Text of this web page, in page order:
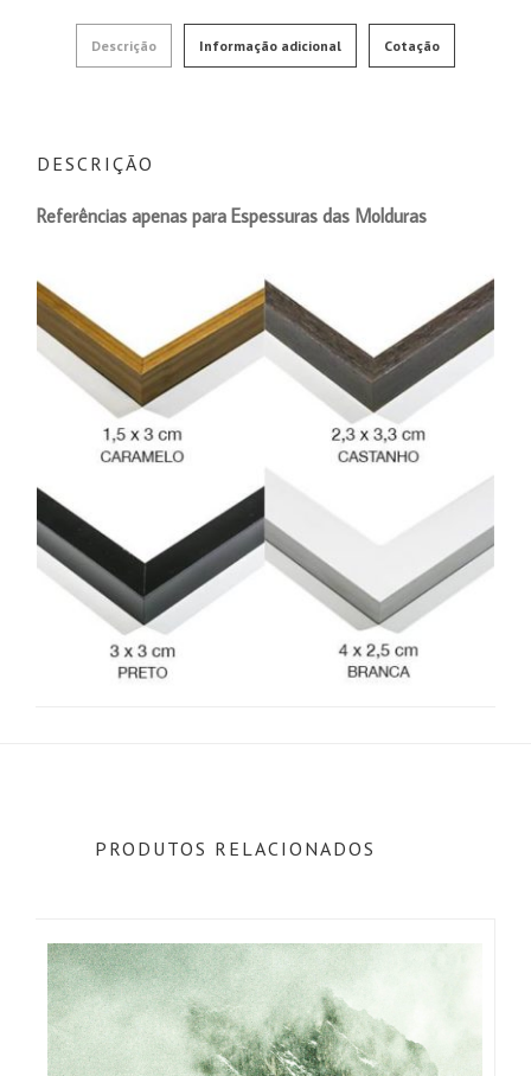
Descrição Informação adicional Cotação
DESCRIÇÃO
Referências apenas para Espessuras das Molduras
PRODUTOS RELACIONADOS